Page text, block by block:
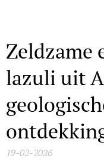
Zeldzame
lazuli uit
19-02-2026